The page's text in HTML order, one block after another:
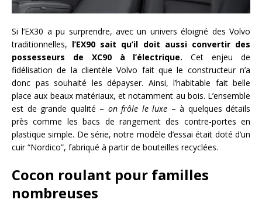
Si l’EX30 a pu surprendre, avec un univers éloigné des Volvo
traditionnelles, l’EX90 sait qu’il doit aussi convertir des
possesseurs de XC90 à l’électrique. Cet enjeu de
fidélisation de la clientèle Volvo fait que le constructeur n’a
donc pas souhaité les dépayser. Ainsi, l’habitable fait belle
place aux beaux matériaux, et notamment au bois. L’ensemble
est de grande qualité – on frôle le luxe – à quelques détails
près comme les bacs de rangement des contre-portes en
plastique simple. De série, notre modèle d’essai était doté d’un
cuir “Nordico”, fabriqué à partir de bouteilles recyclées.
Cocon roulant pour familles
nombreuses